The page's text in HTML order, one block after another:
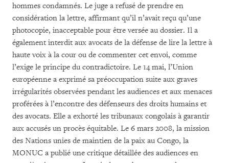
hommes condamnés. Le juge a refusé de prendre en
considération la lettre, affirmant qu’il n’avait reçu qu’une
photocopie, inacceptable pour être versée au dossier. Il a
également interdit aux avocats de la défense de lire la lettre à
haute voix à la cour ou de commenter cet envoi, comme
l’exige le principe du contradictoire. Le 14 mai, l’Union
européenne a exprimé sa préoccupation suite aux graves
irrégularités observées pendant les audiences et aux menaces
proférées à l’encontre des défenseurs des droits humains et
des avocats. Elle a exhorté les tribunaux congolais à garantir
aux accusés un procès équitable. Le 6 mars 2008, la mission
des Nations unies de maintien de la paix au Congo, la
MONUC a publié une critique détaillée des audiences en